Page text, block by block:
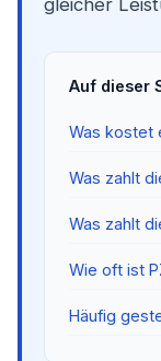
gleicher
Auf dieser
Was kostet
Was zahlt
Was zahlt
Wie oft ist
Häufig